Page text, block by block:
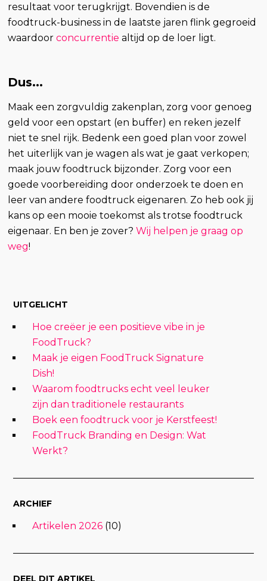
resultaat voor terugkrijgt. Bovendien is de
foodtruck-business in de laatste jaren flink gegroeid
waardoorconcurrentie altijd op de loer ligt.
Dus...
Maak een zorgvuldig zakenplan, zorg voor genoeg
geld voor een opstart (en buffer) en reken jezelf
niet te snel rijk. Bedenk een goed plan voor zowel
het uiterlijk van je wagen als wat je gaat verkopen;
maak jouw foodtruck bijzonder. Zorg voor een
goede voorbereiding door onderzoek te doen en
leer van andere foodtruck eigenaren. Zo heb ook jij
kans op een mooie toekomst als trotse foodtruck
eigenaar. En ben je zover?Wij helpen je graag op
weg!
UITGELICHT
Hoe creëer je een positieve vibe in je
FoodTruck?
Maak je eigen FoodTruck Signature
Dish!
Waarom foodtrucks echt veel leuker
zijn dan traditionele restaurants
Boek een foodtruck voor je Kerstfeest!
FoodTruck Branding en Design: Wat
Werkt?
ARCHIEF
Artikelen 2026 (10)
DEEL DIT ARTIKEL